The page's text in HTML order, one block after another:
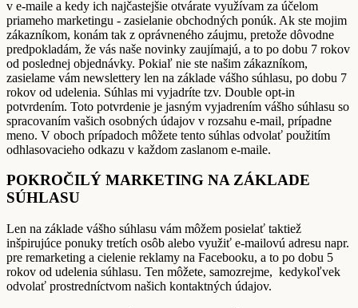
v e-maile a kedy ich najčastejšie otvárate využívam za účelom
priameho marketingu - zasielanie obchodných ponúk. Ak ste mojim
zákazníkom, konám tak z oprávneného záujmu, pretože dôvodne
predpokladám, že vás naše novinky zaujímajú, a to po dobu 7 rokov
od poslednej objednávky. Pokiaľ nie ste našim zákazníkom,
zasielame vám newslettery len na základe vášho súhlasu, po dobu 7
rokov od udelenia. Súhlas mi vyjadríte tzv. Double opt-in
potvrdením. Toto potvrdenie je jasným vyjadrením vášho súhlasu so
spracovaním vašich osobných údajov v rozsahu e-mail, prípadne
meno. V oboch prípadoch môžete tento súhlas odvolať použitím
odhlasovacieho odkazu v každom zaslanom e-maile.
POKROČILÝ MARKETING NA ZÁKLADE
SÚHLASU
Len na základe vášho súhlasu vám môžem posielať taktiež
inšpirujúce ponuky tretích osôb alebo využiť e-mailovú adresu napr.
pre remarketing a cielenie reklamy na Facebooku, a to po dobu 5
rokov od udelenia súhlasu. Ten môžete, samozrejme, kedykoľvek
odvolať prostredníctvom našich kontaktných údajov.